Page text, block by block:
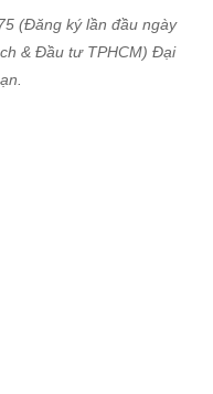
(Đăng ký lần đầu ngày
& Đầu tư TPHCM) Đại